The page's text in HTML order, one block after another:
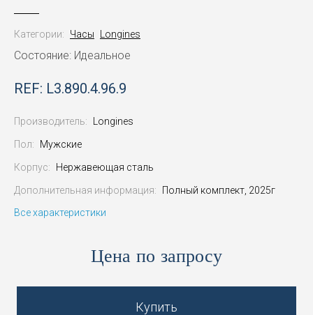
Категории: Часы Longines
Состояние: Идеальное
REF: L3.890.4.96.9
Производитель: Longines
Пол: Мужские
Корпус: Нержавеющая сталь
Дополнительная информация:
Полный комплект, 2025г
Все характеристики
Цена по запросу
Купить